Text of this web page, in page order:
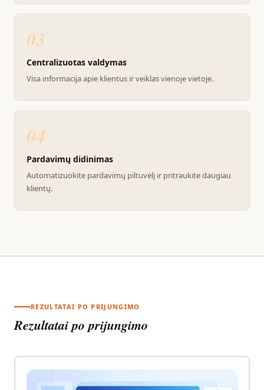
03
Centralizuotas valdymas
Visa informacija apie klientus ir veiklas vienoje vietoje.
04
Pardavimų didinimas
Automatizuokite pardavimų piltuvėlį ir pritraukite daugiau
klientų.
REZULTATAI PO PRIJUNGIMO
Rezultatai po prijungimo